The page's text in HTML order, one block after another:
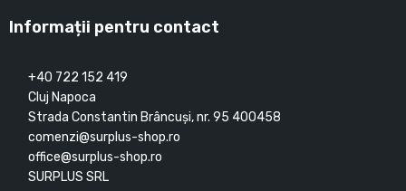
Informații pentru contact
+40 722 152 419
Cluj Napoca
Strada Constantin Brâncuşi, nr. 95 400458
comenzi@surplus-shop.ro
office@surplus-shop.ro
SURPLUS SRL